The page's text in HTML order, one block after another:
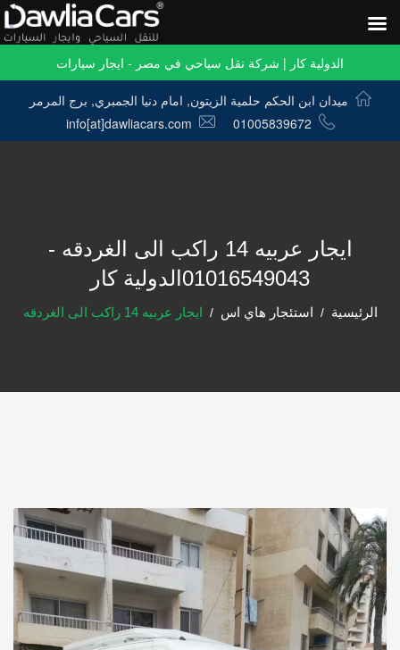
الدولية كار | شركة نقل سياحي في مصر - ايجار سيارات
ميدان ابن الحكم حلمية الزيتون, امام دنيا الجمبري, برج المرمر
01005839672
info[at]dawliacars.com
ايجار عربيه 14 راكب الى الغردقه -
01016549043الدولية كار
الرئيسية استئجار هاي اس ايجار عربيه 14 راكب الى الغردقه